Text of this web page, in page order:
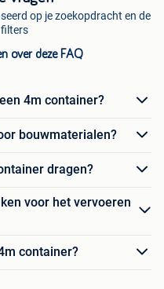
op je zoekopdracht en de
over deze FAQ
4m container?
bouwmaterialen?
dragen?
voor het vervoeren
container?